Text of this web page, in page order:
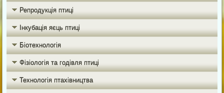
Репродукція птиці
Інкубація яєць птиці
Біотехнологія
Фізіологія та годівля птиці
Технологія птахівництва